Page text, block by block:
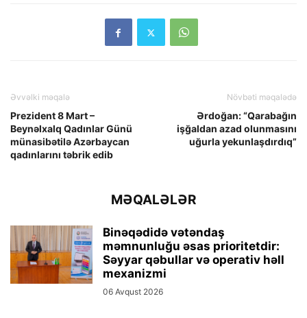
Əvvəlki məqalə
Prezident 8 Mart –
Beynəlxalq Qadınlar Günü
münasibətilə Azərbaycan
qadınlarını təbrik edib
Növbəti məqalədə
Ərdoğan: “Qarabağın
işğaldan azad olunmasını
uğurla yekunlaşdırdıq”
MƏQALƏLƏR
Binəqədidə vətəndaş
məmnunluğu əsas prioritetdir:
Səyyar qəbullar və operativ həll
mexanizmi
06 Avqust 2026